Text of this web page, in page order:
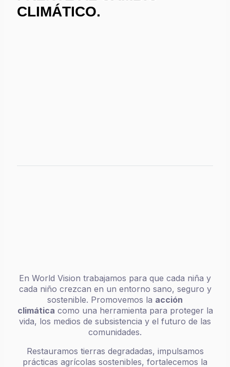
CLIMÁTICO.
sostenible. Promovemos laacción
climáticacomo una herramienta para proteger la
vida, los medios de subsistencia y el futuro de las
comunidades.
Restauramos tierras degradadas, impulsamos
gestión del agua y apoyamos a las familias para